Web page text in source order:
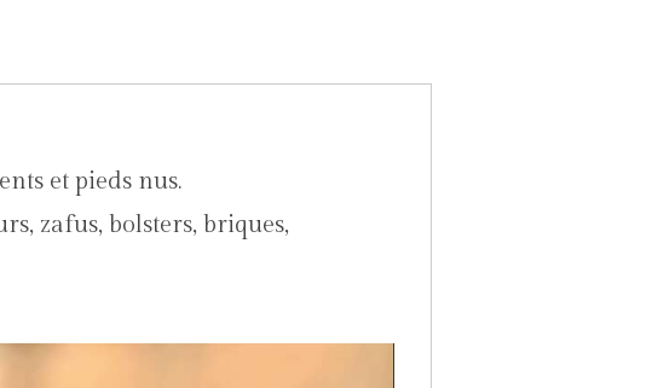
et pieds nus.
zafus, bolsters, briques,